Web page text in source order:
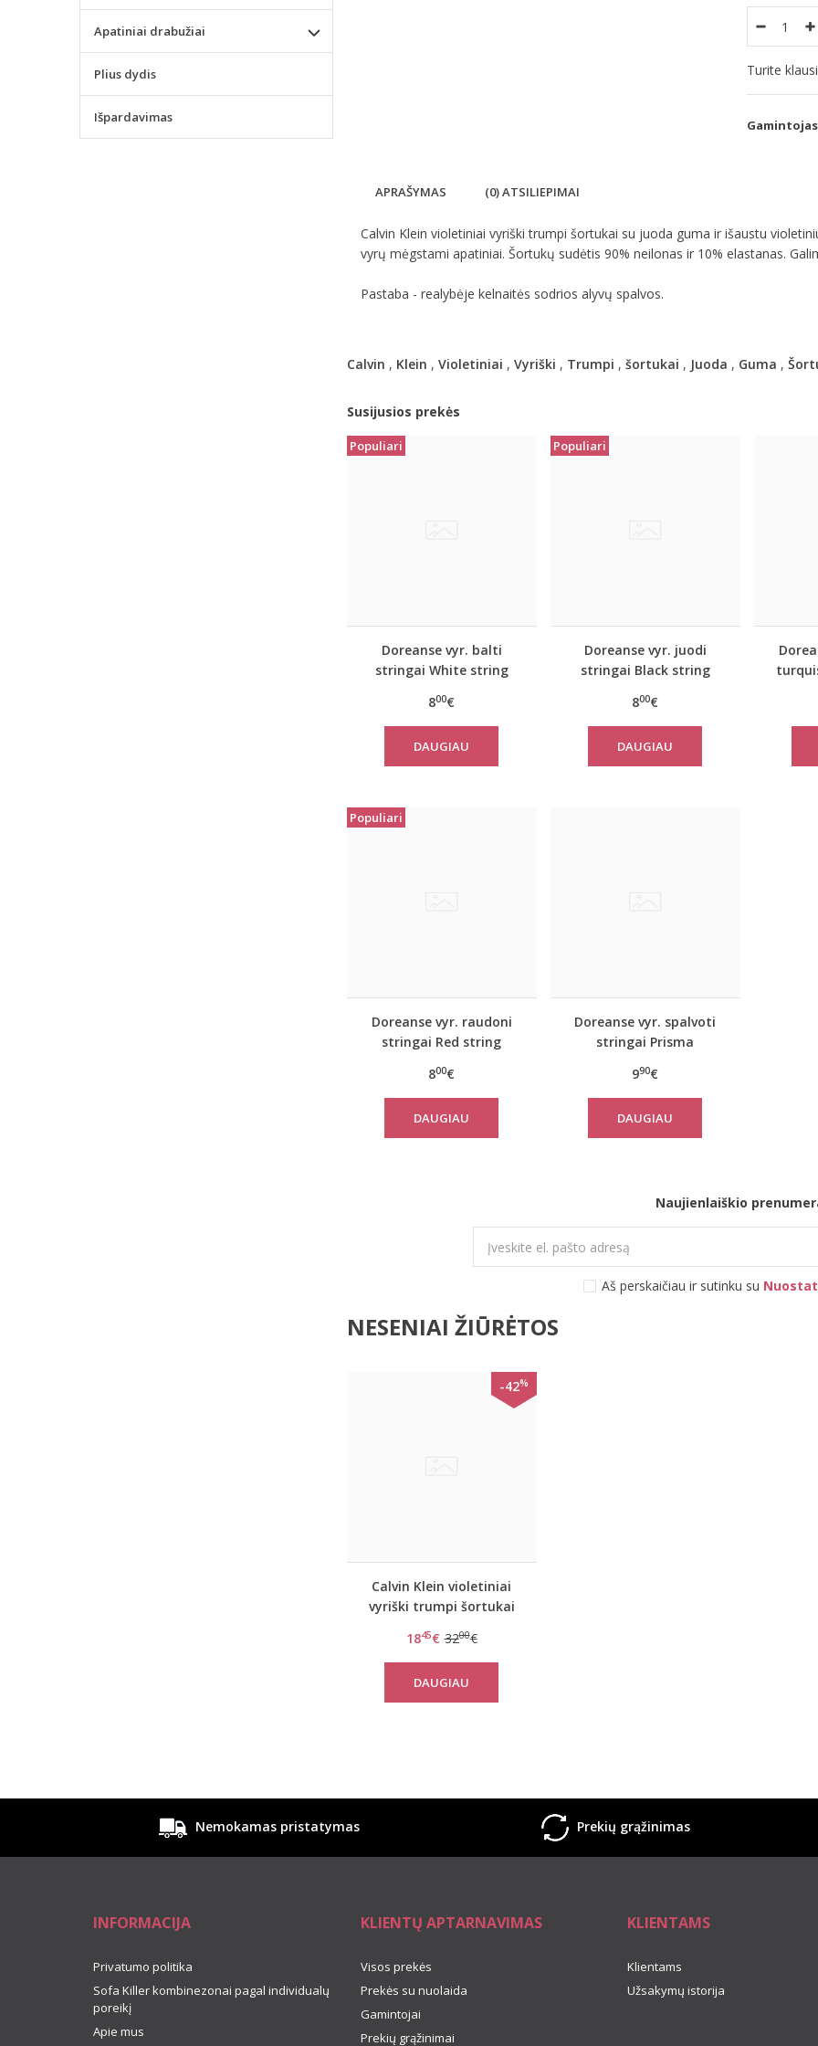
Turite
APRAŠYMAS (0) ATSILIEPIMAI
Calvin Klein violetiniai vyriški trumpi šortukai su juoda guma ir išaustu
vyrų mėgstami apatiniai. Šortukų sudėtis 90% neilonas ir 10% elastanas.
Pastaba - realybėje kelnaitės sodrios alyvų spalvos.
Calvin , Klein , Violetiniai , Vyriški , Trumpi , šortukai , Juoda , Guma ,
Susijusios prekės
Populiari
Doreanse vyr. balti
stringai White string
800€
DAUGIAU
Populiari
Doreanse vyr. juodi
stringai Black string
800€
DAUGIAU
Populiari
Doreanse vyr. raudoni
stringai Red string
800€
DAUGIAU
Doreanse vyr. spalvoti
stringai Prisma
990€
DAUGIAU
Naujienlaiškio
Aš perskaičiau ir sutinku su
NESENIAI ŽIŪRĖTOS
-42%
Calvin Klein violetiniai
vyriški trumpi šortukai
1845€ 3200€
DAUGIAU
Apatiniai drabužiai
Plius dydis
Išpardavimas
Nemokamas pristatymas Prekių grąžinimas
INFORMACIJA
Privatumo politika
Sofa Killer kombinezonai pagal individualų
poreikį
Apie mus
KLIENTŲ APTARNAVIMAS
Visos prekės
Prekės su nuolaida
Gamintojai
Prekių grąžinimai
KLIENTAMS
Klientams
Užsakymų istorija